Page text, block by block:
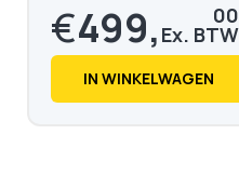
€499, 00
€ 603,
IN WINKELWAGEN